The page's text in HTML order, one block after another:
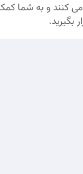
کنند و به شما
بگیرید.